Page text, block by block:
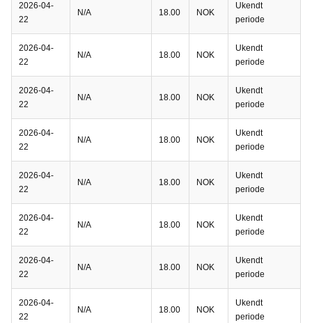
2026-04-
22
N/A 18.00 NOK
Ukendt
periode
2026-04-
22
N/A 18.00 NOK
Ukendt
periode
2026-04-
22
N/A 18.00 NOK
Ukendt
periode
2026-04-
22
N/A 18.00 NOK
Ukendt
periode
2026-04-
22
N/A 18.00 NOK
Ukendt
periode
2026-04-
22
N/A 18.00 NOK
Ukendt
periode
2026-04-
22
N/A 18.00 NOK
Ukendt
periode
2026-04-
22
N/A 18.00 NOK
Ukendt
periode